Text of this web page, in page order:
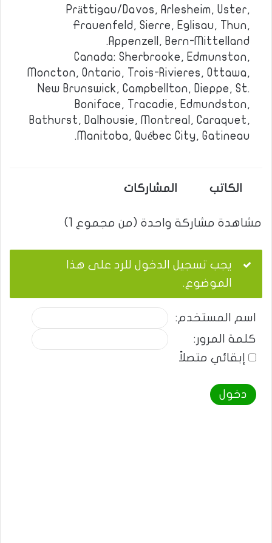
Prättigau/Davos, Arlesheim, Uster,
Frauenfeld, Sierre, Eglisau, Thun,
Appenzell, Bern-Mittelland.
Canada: Sherbrooke, Edmunston,
Moncton, Ontario, Trois-Rivieres, Ottawa,
New Brunswick, Campbellton, Dieppe, St.
Boniface, Tracadie, Edmundston,
Bathurst, Dalhousie, Montreal, Caraquet,
Manitoba, Québec City, Gatineau.
الكاتب المشاركات
مشاهدة مشاركة واحدة (من مجموع 1)
يجب تسجيل الدخول للرد على هذا
الموضوع.
اسم المستخدم:
كلمة المرور:
إبقائي متصلاً
دخول